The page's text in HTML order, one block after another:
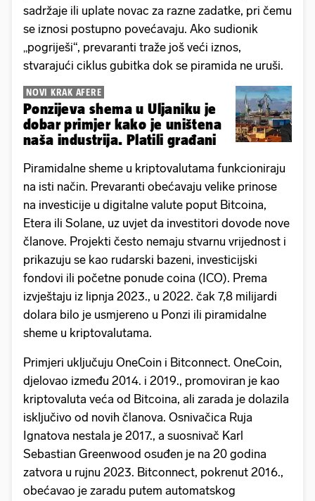
sadržaje ili uplate novac za razne zadatke, pri čemu
se iznosi postupno povećavaju. Ako sudionik
„pogriješi“, prevaranti traže još veći iznos,
stvarajući ciklus gubitka dok se piramida ne uruši.
NOVI KRAK AFERE
Ponzijeva shema u Uljaniku je
dobar primjer kako je uništena
naša industrija. Platili građani
Piramidalne sheme u kriptovalutama funkcioniraju
na isti način. Prevaranti obećavaju velike prinose
na investicije u digitalne valute poput Bitcoina,
Etera ili Solane, uz uvjet da investitori dovode nove
članove. Projekti često nemaju stvarnu vrijednost i
prikazuju se kao rudarski bazeni, investicijski
fondovi ili početne ponude coina (ICO). Prema
izvještaju iz lipnja 2023., u 2022. čak 7,8 milijardi
dolara bilo je usmjereno u Ponzi ili piramidalne
sheme u kriptovalutama.
Primjeri uključuju OneCoin i Bitconnect. OneCoin,
djelovao između 2014. i 2019., promoviran je kao
kriptovaluta veća od Bitcoina, ali zarada je dolazila
isključivo od novih članova. Osnivačica Ruja
Ignatova nestala je 2017., a suosnivač Karl
Sebastian Greenwood osuđen je na 20 godina
zatvora u rujnu 2023. Bitconnect, pokrenut 2016.,
obećavao je zaradu putem automatskog